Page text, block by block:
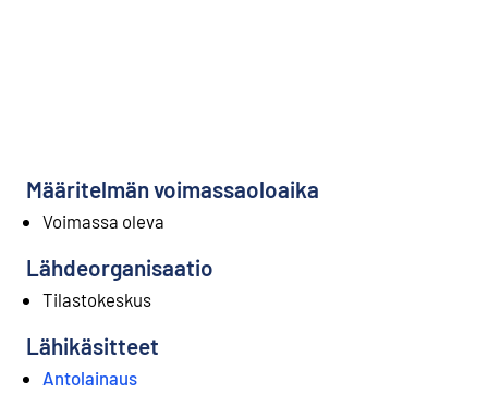
Määritelmän voimassaoloaika
Voimassa oleva
Lähdeorganisaatio
Tilastokeskus
Lähikäsitteet
Antolainaus